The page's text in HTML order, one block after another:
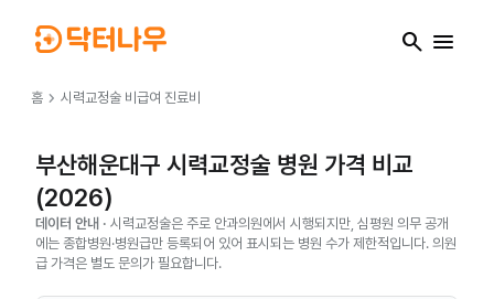
search menu
홈 chevron_right 시력교정술 비급여 진료비
부산해운대구 시력교정술 병원 가격 비교
(2026)
데이터 안내 · 시력교정술은 주로 안과의원에서 시행되지만, 심평원 의무 공개
에는 종합병원·병원급만 등록되어 있어 표시되는 병원 수가 제한적입니다. 의원
급 가격은 별도 문의가 필요합니다.